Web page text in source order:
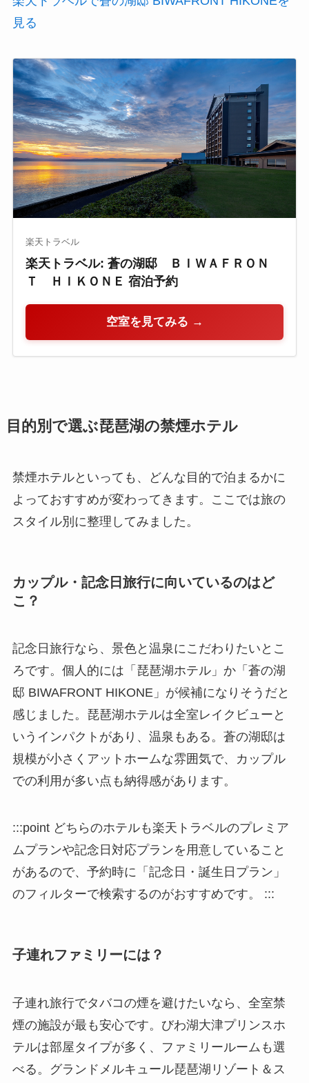
見る
楽天トラベル
楽天トラベル: 蒼の湖邸 ＢＩＷＡＦＲＯＮ
Ｔ ＨＩＫＯＮＥ 宿泊予約
空室を見てみる →
目的別で選ぶ琵琶湖の禁煙ホテル
禁煙ホテルといっても、どんな目的で泊まるかに
よっておすすめが変わってきます。ここでは旅の
スタイル別に整理してみました。
カップル・記念日旅行に向いているのはど
こ？
記念日旅行なら、景色と温泉にこだわりたいとこ
ろです。個人的には「琵琶湖ホテル」か「蒼の湖
邸 BIWAFRONT HIKONE」が候補になりそうだと
感じました。琵琶湖ホテルは全室レイクビューと
いうインパクトがあり、温泉もある。蒼の湖邸は
規模が小さくアットホームな雰囲気で、カップル
での利用が多い点も納得感があります。
:::point どちらのホテルも楽天トラベルのプレミア
ムプランや記念日対応プランを用意していること
があるので、予約時に「記念日・誕生日プラン」
のフィルターで検索するのがおすすめです。 :::
子連れファミリーには？
子連れ旅行でタバコの煙を避けたいなら、全室禁
煙の施設が最も安心です。びわ湖大津プリンスホ
テルは部屋タイプが多く、ファミリールームも選
べる。グランドメルキュール琵琶湖リゾート＆ス